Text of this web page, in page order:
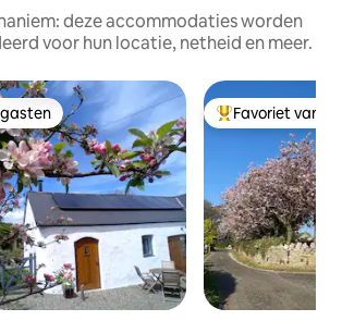
deze accommodaties worden
voor hun locatie, netheid en meer.
gasten Topfavoriet van
Favoriet van